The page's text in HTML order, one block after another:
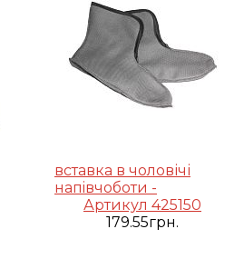
вставка в чоловічі
напiвчоботи -
Артикул 425150
179.55грн.